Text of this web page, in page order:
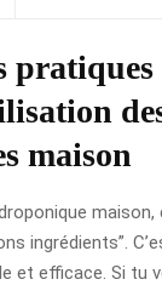
maison
maison,
ingrédients”.
et efficace. Si tu